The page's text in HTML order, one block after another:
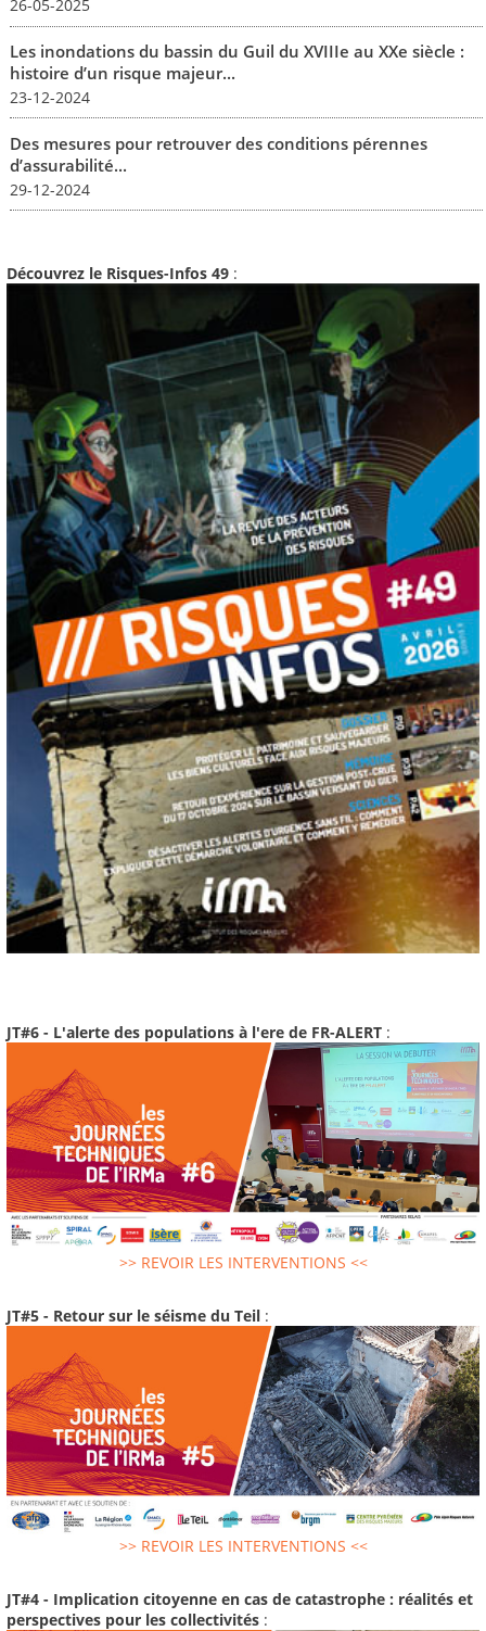
26-05-2025
Les inondations du bassin du Guil du XVIIIe au XXe siècle :
histoire d’un risque majeur...
23-12-2024
Des mesures pour retrouver des conditions pérennes
d’assurabilité...
29-12-2024
Découvrez le Risques-Infos 49 :
JT#6 - L'alerte des populations à l'ere de FR-ALERT :
>> REVOIR LES INTERVENTIONS <<
JT#5 - Retour sur le séisme du Teil :
>> REVOIR LES INTERVENTIONS <<
JT#4 - Implication citoyenne en cas de catastrophe : réalités et
perspectives pour les collectivités :